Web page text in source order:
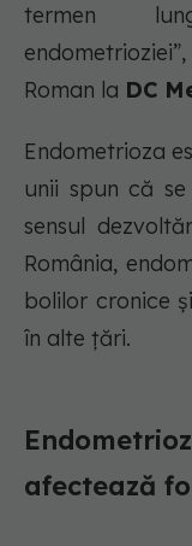
termen
Roman la DC
Endometrioza
unii spun că
sensul
România,
bolilor cronice
în alte țări.
afectează